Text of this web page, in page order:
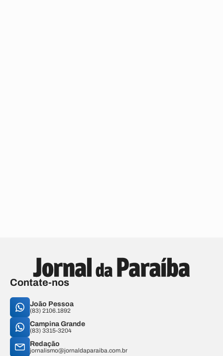
Contate-nos
João Pessoa
(83) 2106.1892
Campina Grande
(83) 3315-3204
Redação
jornalismo@jornaldaparaiba.com.br